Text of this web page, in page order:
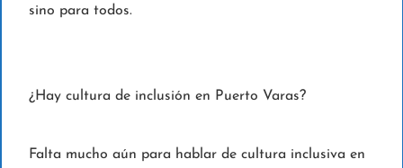
sino para todos.
¿Hay cultura de inclusión en Puerto Varas?
Falta mucho aún para hablar de cultura inclusiva en